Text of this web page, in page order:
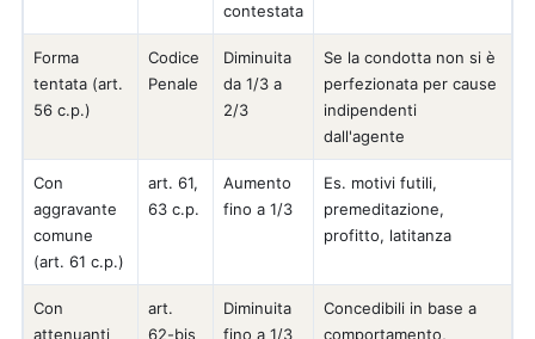
contestata
Forma
tentata (art.
56 c.p.)
Codice
Penale
Diminuita
da 1/3 a
2/3
Se la condotta non si è
perfezionata per cause
indipendenti
dall'agente
Con
aggravante
comune
(art. 61 c.p.)
art. 61,
63 c.p.
Aumento
fino a 1/3
Es. motivi futili,
premeditazione,
profitto, latitanza
Con
attenuanti
art.
62-bis
Diminuita
fino a 1/3
Concedibili in base a
comportamento,